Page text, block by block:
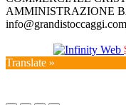
AMMINISTRAZIONE
Translate »